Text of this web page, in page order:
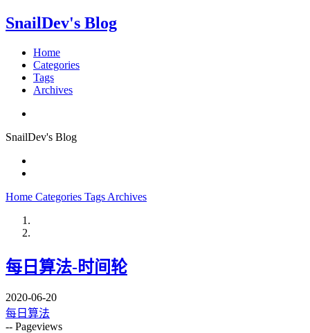
SnailDev's Blog
Home
Categories
Tags
Archives
SnailDev's Blog
Home Categories Tags Archives
每日算法-时间轮
2020-06-20
每日算法
-- Pageviews